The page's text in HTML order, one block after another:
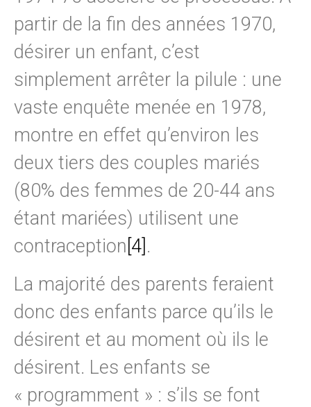
partir de la fin des années 1970,
désirer un enfant, c’est
simplement arrêter la pilule : une
vaste enquête menée en 1978,
montre en effet qu’environ les
deux tiers des couples mariés
(80% des femmes de 20-44 ans
étant mariées) utilisent une
contraception[4].
La majorité des parents feraient
donc des enfants parce qu’ils le
désirent et au moment où ils le
désirent. Les enfants se
« programment » : s’ils se font